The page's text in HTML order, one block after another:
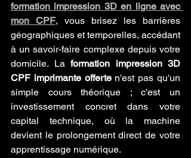
formation impression 3D en ligne avec
mon CPF, vous brisez les barrières
géographiques et temporelles, accédant
à un savoir-faire complexe depuis votre
domicile. La formation impression 3D
CPF imprimante offerte n'est pas qu'un
simple cours théorique ; c'est un
investissement concret dans votre
capital technique, où la machine
devient le prolongement direct de votre
apprentissage numérique.